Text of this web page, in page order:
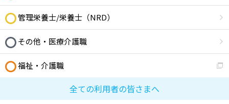
管理栄養士/栄養士（NRD）
その他・医療介護職
福祉・介護職
全ての利用者の皆さまへ